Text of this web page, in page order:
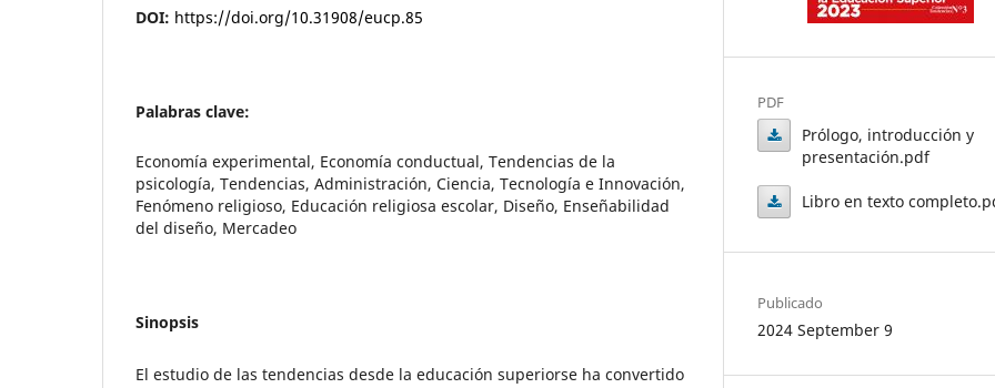
DOI: https://doi.org/10.31908/eucp.85
Palabras clave:
Economía experimental, Economía conductual, Tendencias de la
psicología, Tendencias, Administración, Ciencia, Tecnología e Innovación,
Fenómeno religioso, Educación religiosa escolar, Diseño, Enseñabilidad
del diseño, Mercadeo
Sinopsis
El estudio de las tendencias desde la educación superiorse ha convertido
PDF
Prólogo, introducción y
presentación.pdf
Prólogo,
introducción
Libro en texto
texto
completo.pdf
Publicado
2024 September 9